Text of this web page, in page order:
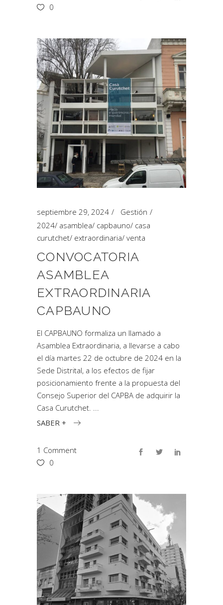
0
septiembre 29, 2024
Gestión
2024/ asamblea/ capbauno/ casa
curutchet/ extraordinaria/ venta
CONVOCATORIA
ASAMBLEA
EXTRAORDINARIA
CAPBAUNO
El CAPBAUNO formaliza un llamado a
Asamblea Extraordinaria, a llevarse a cabo
el día martes 22 de octubre de 2024 en la
Sede Distrital, a los efectos de fijar
posicionamiento frente a la propuesta del
Consejo Superior del CAPBA de adquirir la
Casa Curutchet.
SABER +
1 Comment
0